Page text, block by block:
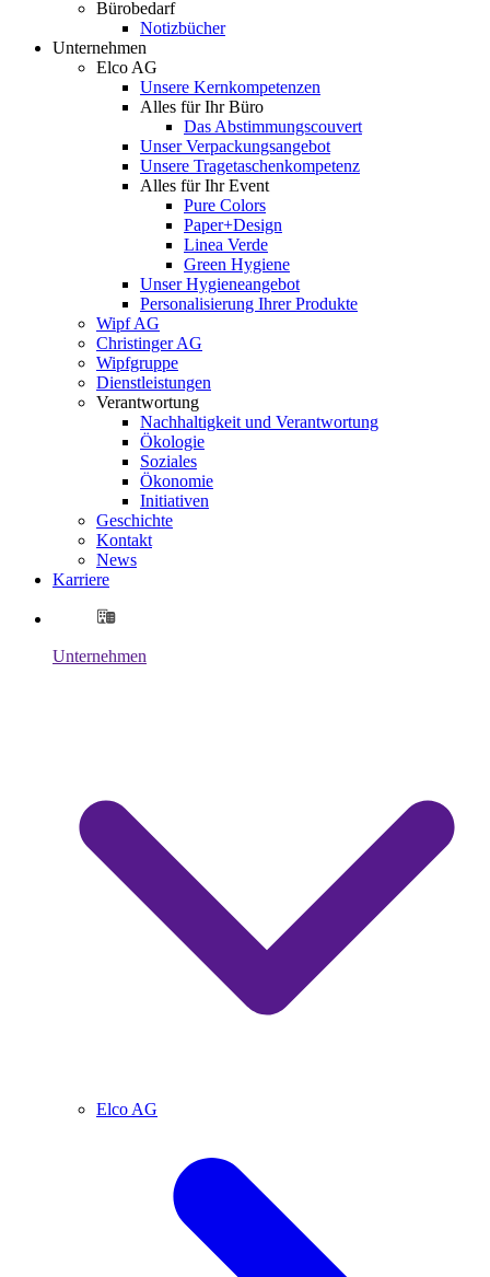
Bürobedarf
Notizbücher
Unternehmen
Elco AG
Unsere Kernkompetenzen
Alles für Ihr Büro
Das Abstimmungscouvert
Unser Verpackungsangebot
Unsere Tragetaschenkompetenz
Alles für Ihr Event
Pure Colors
Paper+Design
Linea Verde
Green Hygiene
Unser Hygieneangebot
Personalisierung Ihrer Produkte
Wipf AG
Christinger AG
Wipfgruppe
Dienstleistungen
Verantwortung
Nachhaltigkeit und Verantwortung
Ökologie
Soziales
Ökonomie
Initiativen
Geschichte
Kontakt
News
Karriere
Unternehmen
Elco AG